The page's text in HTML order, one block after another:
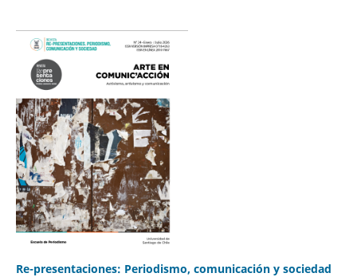
Re-presentaciones: Periodismo, comunicación y sociedad